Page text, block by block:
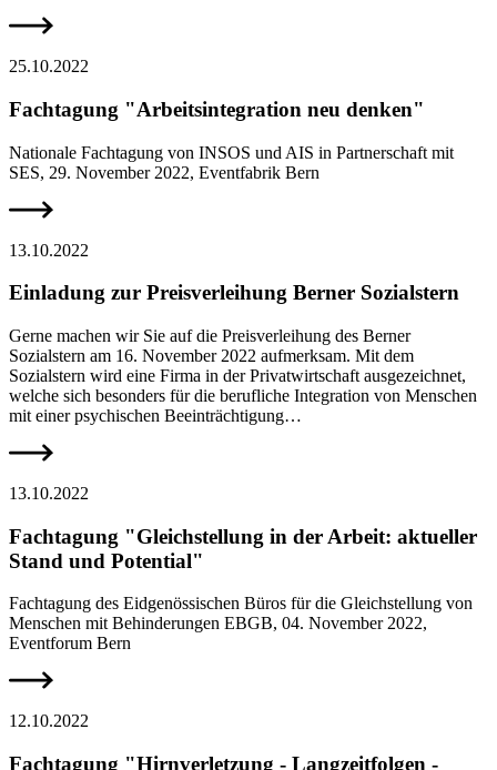
25.10.2022
Fachtagung "Arbeitsintegration neu denken"
Nationale Fachtagung von INSOS und AIS in Partnerschaft mit
SES, 29. November 2022, Eventfabrik Bern
13.10.2022
Einladung zur Preisverleihung Berner Sozialstern
Gerne machen wir Sie auf die Preisverleihung des Berner
Sozialstern am 16. November 2022 aufmerksam. Mit dem
Sozialstern wird eine Firma in der Privatwirtschaft ausgezeichnet,
welche sich besonders für die berufliche Integration von Menschen
mit einer psychischen Beeinträchtigung…
13.10.2022
Fachtagung "Gleichstellung in der Arbeit: aktueller
Stand und Potential"
Fachtagung des Eidgenössischen Büros für die Gleichstellung von
Menschen mit Behinderungen EBGB, 04. November 2022,
Eventforum Bern
12.10.2022
Fachtagung "Hirnverletzung - Langzeitfolgen -